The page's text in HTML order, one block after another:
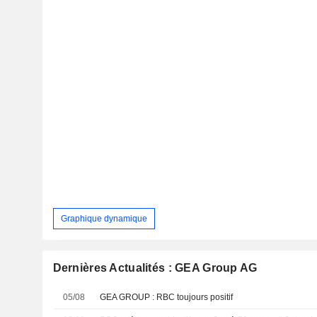
Graphique dynamique
Dernières Actualités : GEA Group AG
05/08 GEA GROUP : RBC toujours positif